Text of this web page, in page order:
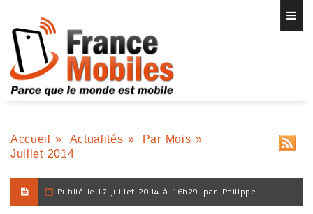
Accueil » Actualités » Par Mois »
Juillet 2014
Publié le 17 juillet 2014 à 16h29 par Philippe